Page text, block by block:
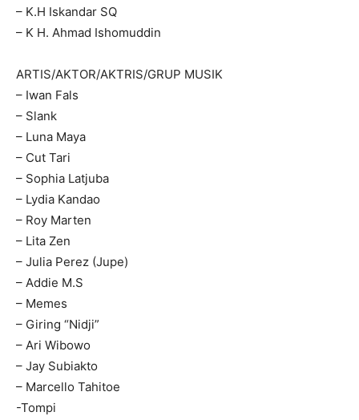
– K.H Iskandar SQ
– K H. Ahmad Ishomuddin
ARTIS/AKTOR/AKTRIS/GRUP MUSIK
– Iwan Fals
– Slank
– Luna Maya
– Cut Tari
– Sophia Latjuba
– Lydia Kandao
– Roy Marten
– Lita Zen
– Julia Perez (Jupe)
– Addie M.S
– Memes
– Giring “Nidji”
– Ari Wibowo
– Jay Subiakto
– Marcello Tahitoe
-Tompi